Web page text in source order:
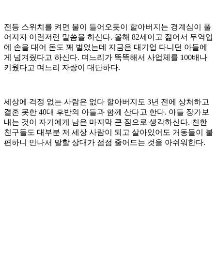
전등 스위치를 켜면 불이 들어오듯이 할아버지는 경계심이 풀
어지자 이런저런 말씀을 하신다. 올해 82세이고 젊어서 무역업
에 손을 대어 돈도 꽤 벌었는데 지금은 대기업 다니던 아들에
게 넘겨줬다고 하신다. 며느리가 똑똑해서 사업체를 100배나
키웠다고 며느리 자랑이 대단하다.
세상에 걱정 없는 사람은 없다 할아버지도 3년 전에 상처하고
결혼 못한 40대 후반의 아들과 함께 산다고 한다. 아들 장가보
내는 것이 자기에게 남은 마지막 큰 짐으로 생각하신다. 친한
친구들도 대부분 저 세상 사람이 되고 살아있어도 거동들이 불
편하니 만나서 말할 상대가 점점 줄어드는 것을 아쉬워한다.